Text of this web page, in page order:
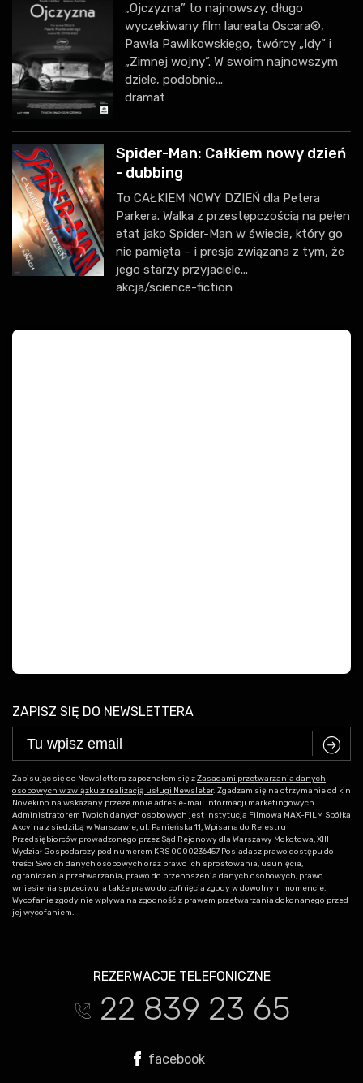
„Ojczyzna” to najnowszy, długo
wyczekiwany film laureata Oscara®,
Pawła Pawlikowskiego, twórcy „Idy” i
„Zimnej wojny”. W swoim najnowszym
dziele, podobnie...
dramat
Spider-Man: Całkiem nowy dzień
- dubbing
To CAŁKIEM NOWY DZIEŃ dla Petera
Parkera. Walka z przestępczością na pełen
etat jako Spider-Man w świecie, który go
nie pamięta – i presja związana z tym, że
jego starzy przyjaciele...
akcja/science-fiction
ZAPISZ SIĘ DO NEWSLETTERA
C
Zapisując się do Newslettera zapoznałem się zZasadami przetwarzania danych
osobowych w związku z realizacją usługi Newsleter. Zgadzam się na otrzymanie od kin
Novekino na wskazany przeze mnie adres e-mail informacji marketingowych.
Administratorem Twoich danych osobowych jest Instytucja Filmowa MAX-FILM Spółka
Akcyjna z siedzibą w Warszawie, ul. Panieńska 11, Wpisana do Rejestru
Przedsiębiorców prowadzonego przez Sąd Rejonowy dla Warszawy Mokotowa, XIII
Wydział Gospodarczy pod numerem KRS 0000236457 Posiadasz prawo dostępu do
treści Swoich danych osobowych oraz prawo ich sprostowania, usunięcia,
ograniczenia przetwarzania, prawo do przenoszenia danych osobowych, prawo
wniesienia sprzeciwu, a także prawo do cofnięcia zgody w dowolnym momencie.
Wycofanie zgody nie wpływa na zgodność z prawem przetwarzania dokonanego przed
jej wycofaniem.
REZERWACJE TELEFONICZNE
t 22 839 23 65
facebook